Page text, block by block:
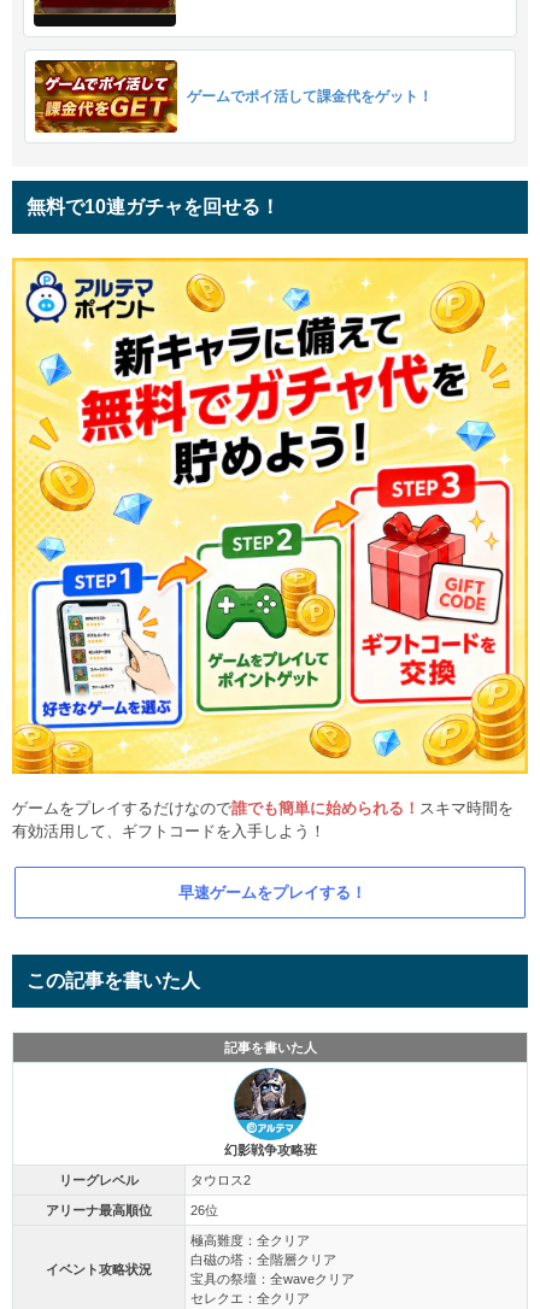
ゲームでポイ活して課金代をゲット！
無料で10連ガチャを回せる！
ゲームをプレイするだけなので誰でも簡単に始められる！ スキマ時間を
有効活用して、ギフトコードを入手しよう！
早速ゲームをプレイする！
この記事を書いた人
記事を書いた人
幻影戦争攻略班
リーグレベル タウロス2
アリーナ最高順位 26位
イベント攻略状況
極高難度：全クリア
白磁の塔：全階層クリア
宝具の祭壇：全waveクリア
セレクエ：全クリア